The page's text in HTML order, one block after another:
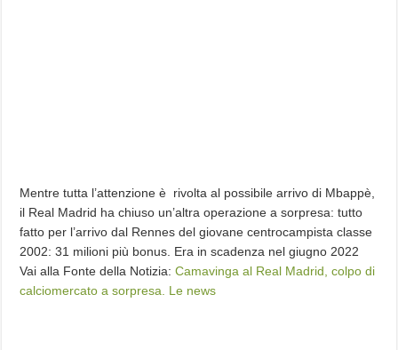
Mentre tutta l’attenzione è rivolta al possibile arrivo di Mbappè,
il Real Madrid ha chiuso un’altra operazione a sorpresa: tutto
fatto per l’arrivo dal Rennes del giovane centrocampista classe
2002: 31 milioni più bonus. Era in scadenza nel giugno 2022
Vai alla Fonte della Notizia:Camavinga al Real Madrid, colpo di
calciomercato a sorpresa. Le news